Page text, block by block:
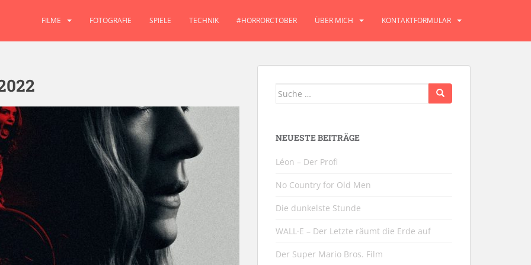
FILME FOTOGRAFIE SPIELE TECHNIK #HORRORCTOBER ÜBER MICH KONTAKTFORMULAR
Suche
NEUESTE BEITRÄGE
Léon – Der Profi
No Country for Old Men
Die dunkelste Stunde
WALL·E – Der Letzte räumt die Erde auf
Der Super Mario Bros. Film